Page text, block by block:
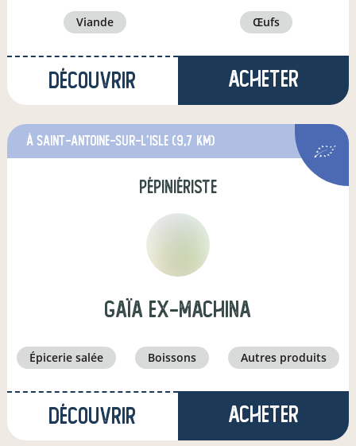
viande œufs
Découvrir Acheter
à Saint-Antoine-sur-l'Isle (9,7 km)
pépiniériste
gaïa ex-machina
épicerie salée boissons autres produits
Découvrir Acheter